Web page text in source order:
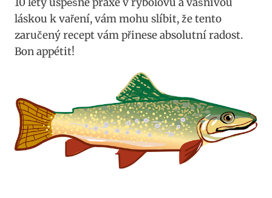
láskou k vaření, vám mohu slíbit, že tento‍
zaručený ⁣recept vám přinese absolutní⁣ radost.
Bon appétit!